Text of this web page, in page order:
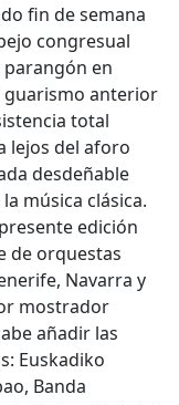
fin de semana
congresual
parangón en
guarismo anterior
total
lejos del aforo
desdeñable
música clásica.
edición
de orquestas
Navarra y
mostrador
añadir las
Euskadiko
Banda